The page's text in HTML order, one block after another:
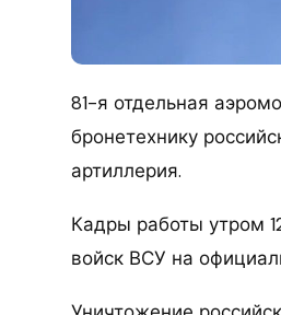
81-я отдельная
бронетехнику
артиллерия.
Кадры работы утром
войск ВСУ на